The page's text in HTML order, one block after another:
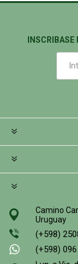
Camino
Uruguay
(+598)
(+598) 096